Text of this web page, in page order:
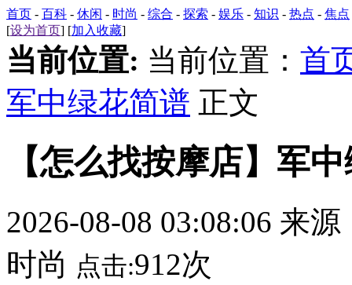
首页 - 百科 - 休闲 - 时尚 - 综合 - 探索 - 娱乐 - 知识 - 热点 - 焦点
[设为首页] [加入收藏]
当前位置: 当前位置： 首
军中绿花简谱 正文
【怎么找按摩店】军
2026-08-08 03:08:06 来源
时尚 点击:912次